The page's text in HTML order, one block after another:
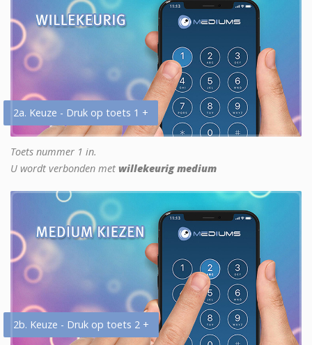
2a. Keuze - Druk op toets 1 +
Toets nummer 1 in.
U wordt verbonden met willekeurig medium
2b. Keuze - Druk op toets 2 +